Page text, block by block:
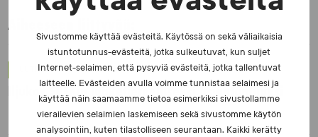
Sivustomme käyttää evästeitä. Käytössä on sekä väliaikaisia
istuntotunnus-evästeitä, jotka sulkeutuvat, kun suljet
Internet-selaimen, että pysyviä evästeitä, jotka tallentuvat
laitteelle. Evästeiden avulla voimme tunnistaa selaimesi ja
käyttää näin saamaamme tietoa esimerkiksi sivustollamme
vierailevien selaimien laskemiseen sekä sivustomme käytön
analysointiin, kuten tilastolliseen seurantaan. Kaikki kerätty
Aiheeseen liittyvää:
UUTISET - 5.8.2026
Iljukov SUEKin lääketieteelliseksi asiantuntijaksi